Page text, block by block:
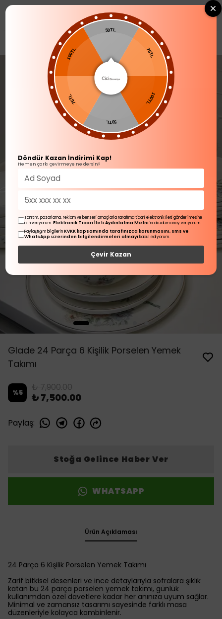
0
SOFRA ÜRÜNLERİ Yemek Takımı
Glade 24 Parça 6 Kişilik Porselen Yemek
Takımı
%5 ₺ 7,900.00
₺ 7,500.00
Paylaş:
Stoğa Gelince Haber Ver
WHATSAPP
Ürün Açıklaması
24 Parça 6 Kişilik Porselen Yemek Takımı
Zarif bitkisel desenleri ve ince detaylarıyla sofralara şıklık
katan bu 24 parça porselen yemek takımı, günlük
kullanımdan özel davetlere kadar her anınıza uyum sağlar.
Minimal ve zamansız tasarımı sayesinde farklı masa
düzenleriyle kolayca kombinlenir.
50TL
75TL
100TL
50TL
75TL
100TL
Döndür Kazan İndirimi Kap!
Hemen çarkı çevirmeye ne dersin?
Tanıtım, pazarlama, reklam ve benzeri amaçlarla tarafıma ticari elektronik ileti gönderilmesine
izin veriyorum.Elektronik Ticari İleti Aydınlatma Metni 'ni okudum onay veriyorum.
Paylaştığım bilgilerinKVKK kapsamında tarafınızca korunmasını, sms ve
WhatsApp üzerinden bilgilendirmeleri almayı kabul ediyorum.
Çevir Kazan